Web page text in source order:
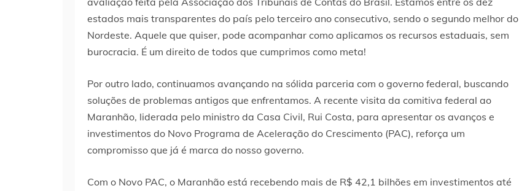
estados mais transparentes do país pelo terceiro ano consecutivo, sendo o segundo melhor do
Nordeste. Aquele que quiser, pode acompanhar como aplicamos os recursos estaduais, sem
burocracia. É um direito de todos que cumprimos como meta!
Por outro lado, continuamos avançando na sólida parceria com o governo federal, buscando
soluções de problemas antigos que enfrentamos. A recente visita da comitiva federal ao
Maranhão, liderada pelo ministro da Casa Civil, Rui Costa, para apresentar os avanços e
investimentos do Novo Programa de Aceleração do Crescimento (PAC), reforça um
compromisso que já é marca do nosso governo.
Com o Novo PAC, o Maranhão está recebendo mais de R$ 42,1 bilhões em investimentos até